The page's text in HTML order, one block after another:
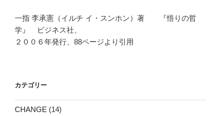
一指 李承憲（イルチ イ・スンホン）著 『悟りの哲
学』 ビジネス社、
２００６年発行、88ページより引用
カテゴリー
CHANGE (14)